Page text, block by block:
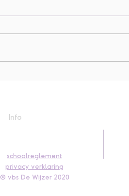
Info
schoolreglement
privacy verklaring
© vbs De Wijzer 2020